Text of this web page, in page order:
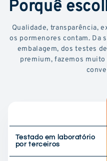
Qualidade, transparência,
os pormenores contam. Da
embalagem, dos testes
premium, fazemos
Testado em laboratório
por terceiros